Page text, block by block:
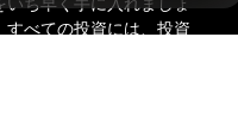
すべての投資には、投資